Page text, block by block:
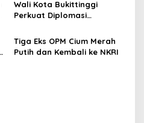
Nusantara Kian Digemari
Wali Kota Bukittinggi
Perkuat Diplomasi
Dubes Belanda dan Jerman
Sukseskan 100 Tahun Jam
Tiga Eks OPM Cium Merah
Putih dan Kembali ke NKRI